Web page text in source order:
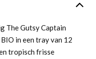
The Gutsy Captain
in een tray van 12
tropisch frisse